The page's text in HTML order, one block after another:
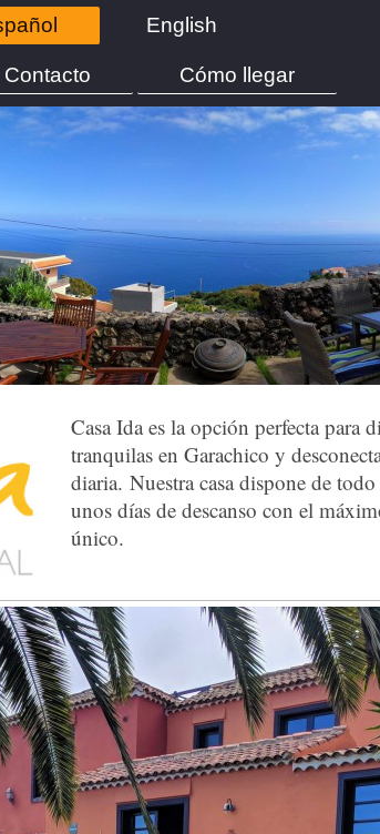
English
Cómo llegar
Casa Ida es la opción perfecta para
tranquilas en Garachico y
diaria. Nuestra casa dispone de
unos días de descanso con el
único.